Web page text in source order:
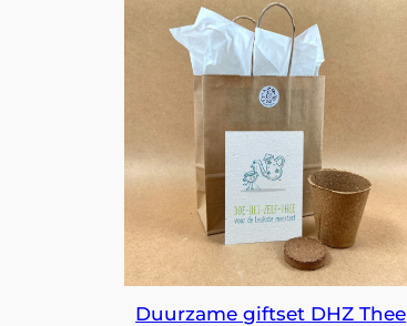
Duurzame giftset DHZ Thee